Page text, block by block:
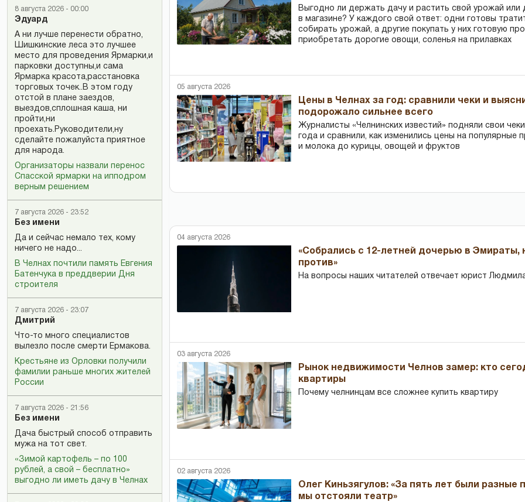
8 августа 2026 - 00:00
Эдуард
А ни лучше перенести обратно,
Шишкинские леса это лучшее
место для проведения Ярмарки,и
парковки доступны,и сама
Ярмарка красота,расстановка
торговых точек..В этом году
отстой в плане заездов,
выездов,сплошная каша, ни
пройти,ни
проехать.Руководители,ну
сделайте пожалуйста приятное
для народа.
Организаторы назвали перенос
Спасской ярмарки на ипподром
верным решением
7 августа 2026 - 23:52
Без имени
Да и сейчас немало тех, кому
ничего не надо...
В Челнах почтили память Евгения
Батенчука в преддверии Дня
строителя
7 августа 2026 - 23:07
Дмитрий
Что-то много специалистов
вылезло после смерти Ермакова.
Крестьяне из Орловки получили
фамилии раньше многих жителей
России
7 августа 2026 - 21:56
Без имени
Дача быстрый способ отправить
мужа на тот свет.
«Зимой картофель – по 100
рублей, а свой – бесплатно»
выгодно ли иметь дачу в Челнах
Выгодно ли держать дачу и растить свой урожай или
в магазине? У каждого свой ответ: одни готовы
собирать урожай, а другие покупать у них готовую
приобретать дорогие овощи, соленья на прилавках
05 августа 2026
Цены в Челнах за год: сравнили чеки и
подорожало сильнее всего
Журналисты «Челнинских известий» подняли свои
года и сравнили, как изменились цены на популярные
и молока до курицы, овощей и фруктов
04 августа 2026
«Собрались с 12-летней дочерью в
против»
На вопросы наших читателей отвечает юрист
03 августа 2026
Рынок недвижимости Челнов замер: кто
квартиры
Почему челнинцам все сложнее купить квартиру
02 августа 2026
Олег Киньзягулов: «За пять лет были разные
мы отстояли театр»